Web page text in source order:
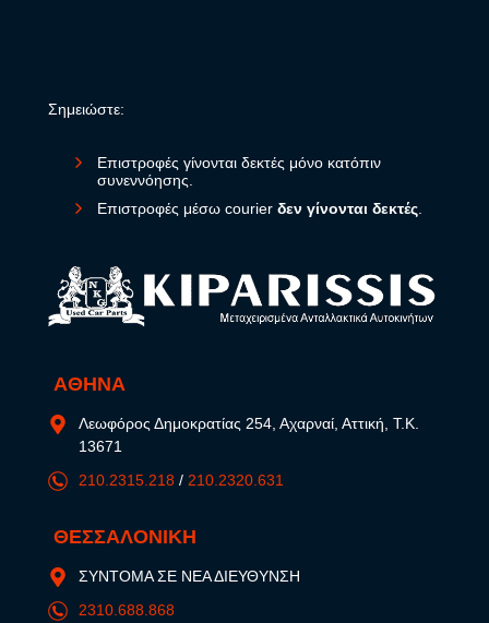
Σημειώστε:
Επιστροφές γίνονται δεκτές μόνο κατόπιν
συνεννόησης.
Επιστροφές μέσω courier δεν γίνονται δεκτές
ΑΘΗΝΑ
Λεωφόρος Δημοκρατίας 254, Αχαρναί, Αττική, Τ.Κ.
13671
210.2315.218 / 210.2320.631
ΘΕΣΣΑΛΟΝΙΚΗ
ΣΥΝΤΟΜΑ ΣΕ ΝΕΑ ΔΙΕΥΘΥΝΣΗ
2310.688.868